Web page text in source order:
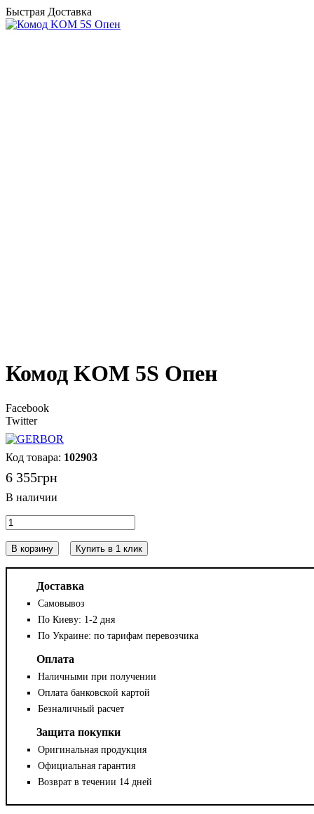
Быстрая Доставка
Комод KOM 5S Опен
Facebook
Twitter
102903
6 355грн
В корзину Купить в 1 клик
Доставка
Самовывоз
По Киеву: 1-2 дня
По Украине: по тарифам перевозчика
Оплата
Наличными при получении
Оплата банковской картой
Безналичный расчет
Защита покупки
Оригинальная продукция
Официальная гарантия
Возврат в течении 14 дней